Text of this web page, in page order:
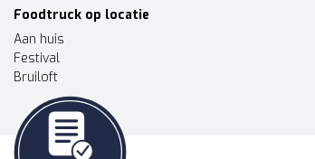
Foodtruck op locatie
Aan huis
Festival
Bruiloft